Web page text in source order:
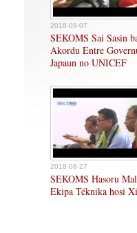
2018-09-07
SEKOMS Sai Sasin
Akordu Entre
Japaun no UNICEF
2018-08-27
SEKOMS Hasoru
Ekipa Téknika hosi